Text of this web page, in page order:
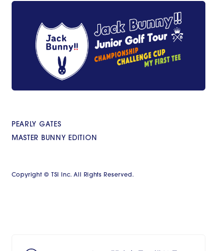
PEARLY GATES
MASTER BUNNY EDITION
Copyright © TSI Inc. All Rights Reserved.